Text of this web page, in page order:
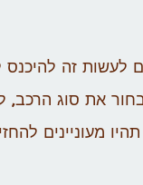
לעשות זה
את סוג הרכב,
מעוניינים